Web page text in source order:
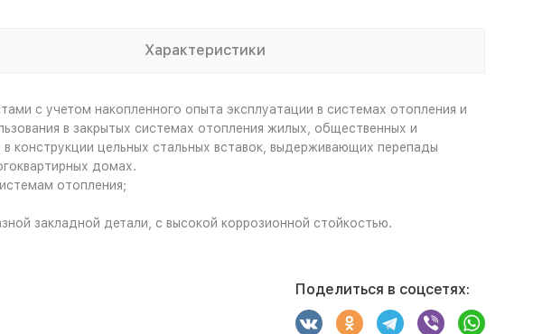
Характеристики
с учетом накопленного опыта эксплуатации в системах отопления и
в закрытых системах отопления жилых, общественных и
цельных стальных вставок, выдерживающих перепады
домах.
отопления;
закладной детали, с высокой коррозионной стойкостью.
Поделиться в соцсетях: